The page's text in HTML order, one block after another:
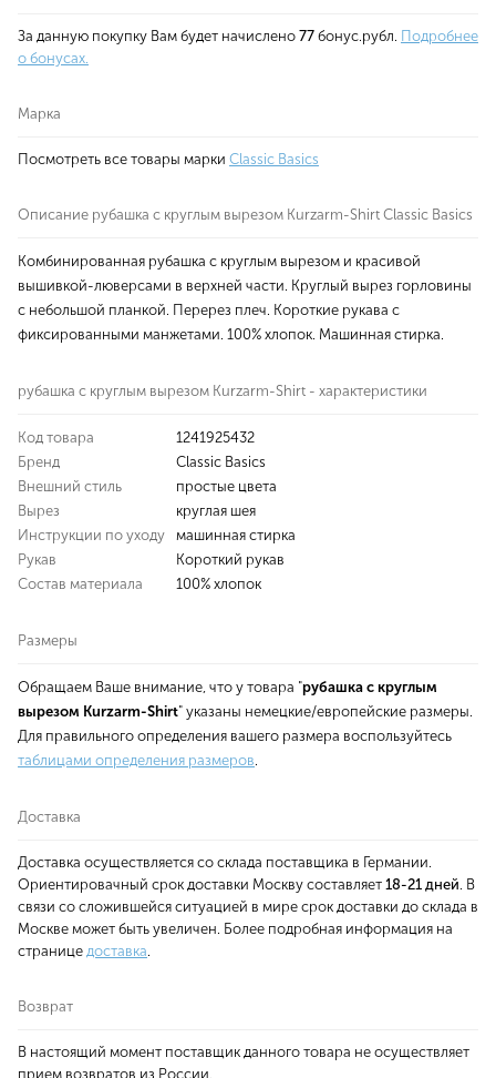
За данную покупку Вам будет начислено 77 бонус.рубл. Подробнее
о бонусах.
Марка
Посмотреть все товары марки Classic Basics
Описание рубашка с круглым вырезом Kurzarm-Shirt Classic Basics
Комбинированная рубашка с круглым вырезом и красивой
вышивкой-люверсами в верхней части. Круглый вырез горловины
с небольшой планкой. Перерез плеч. Короткие рукава с
фиксированными манжетами. 100% хлопок. Машинная стирка.
рубашка с круглым вырезом Kurzarm-Shirt - характеристики
Код товара
1241925432
Бренд
Classic Basics
Внешний стиль
простые цвета
Вырез
круглая шея
Инструкции по уходу
машинная стирка
Рукав
Короткий рукав
Состав материала
100% хлопок
Размеры
Обращаем Ваше внимание, что у товара "рубашка с круглым
вырезом Kurzarm-Shirt" указаны немецкие/европейские размеры.
Для правильного определения вашего размера воспользуйтесь
таблицами определения размеров
Доставка
Доставка осуществляется со склада поставщика в Германии.
Ориентировачный срок доставки Москву составляет 18-21 дней . В
связи со сложившейся ситуацией в мире срок доставки до склада в
Москве может быть увеличен. Более подробная информация на
странице доставка
Возврат
В настоящий момент поставщик данного товара не осуществляет
прием возвратов из России.